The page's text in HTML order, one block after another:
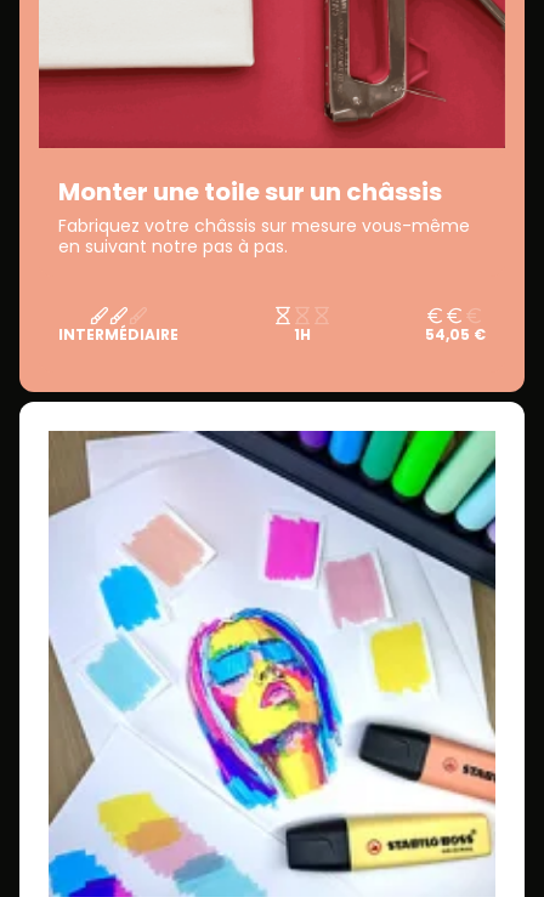
Monter une toile sur un châssis
Fabriquez votre châssis sur mesure vous-même
en suivant notre pas à pas.
INTERMÉDIAIRE 1H 54,05 €